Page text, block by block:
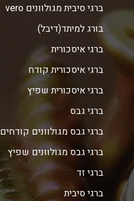
ברגי סיבית מגולוונים vero
בורג למיתד(דיבל)
ברגי איסכורית
ברגי איסכורית קודח
ברגי איסכורית שפיץ
ברגי גבס
ברגי גבס מגולוונים קודחים
ברגי גבס מגולוונים שפיץ
ברגי זד
ברגי סיבית